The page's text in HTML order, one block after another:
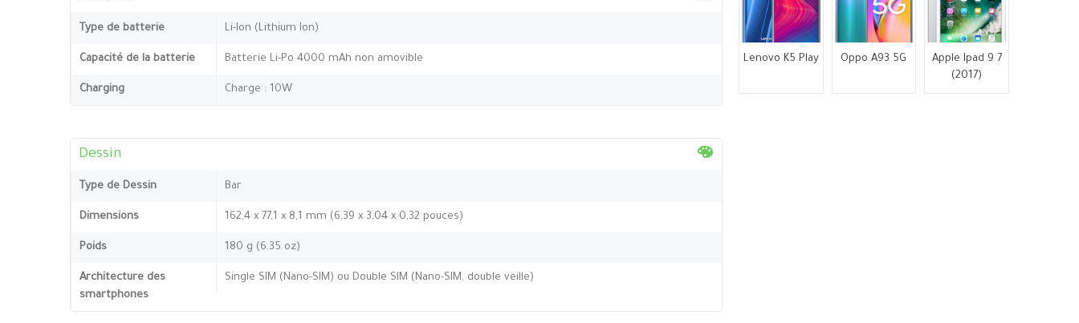
Type de batterie Li-Ion (Lithium Ion)
Capacité de la batterie Batterie Li-Po 4000 mAh non amovible
Charging Charge : 10W
Dessin
Type de Dessin Bar
Dimensions 162,4 x 77,1 x 8,1 mm (6,39 x 3,04 x 0,32 pouces)
Poids 180 g (6.35 oz)
Architecture des
smartphones
Single SIM (Nano-SIM) ou Double SIM (Nano-SIM, double veille)
Lenovo K5 Play Oppo A93 5G
Apple Ipad 9 7
(2017)